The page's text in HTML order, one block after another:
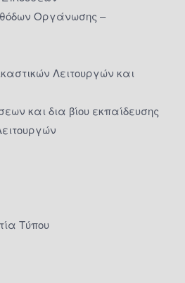
Οργάνωσης –
Λειτουργών και
και δια βίου εκπαίδευσης
Τύπου